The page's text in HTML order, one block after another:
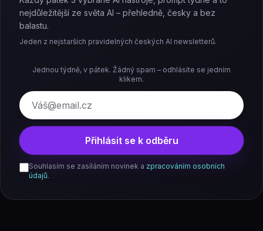
nejdůležitější ze světa AI – přehledně, česky a bez
balastu.
Jeden z nejstarších pravidelných českých AI newsletterů.
Jednou týdně, v pátek. Žádný spam – odhlásíte se jedním
klikem.
E-mail
Přihlásit se k odběru
Souhlasím se zasíláním novinek a zpracováním osobních
údajů.